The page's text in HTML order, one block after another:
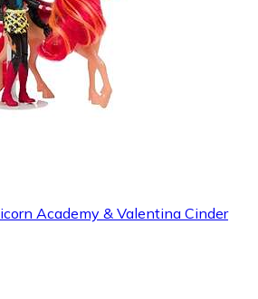
Academy & Valentina Cinder